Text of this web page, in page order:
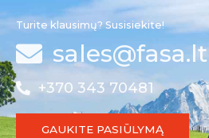
Turite klausimų? Susisiekite!
sales@fasa.lt
+370 343 70481
GAUKITE PASIŪLYMĄ